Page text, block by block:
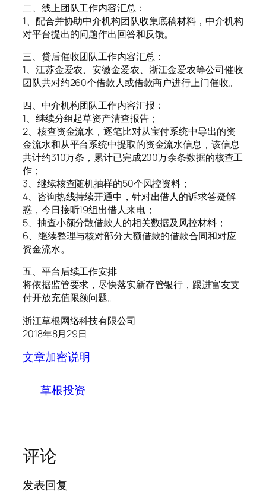
二、线上团队工作内容汇总：
1、配合并协助中介机构团队收集底稿材料，中介机构
对平台提出的问题作出回答和反馈。
三、贷后催收团队工作内容汇总：
1、江苏金爱农、安徽金爱农、浙江金爱农等公司催收
团队共对约260个借款人或借款商户进行上门催收。
四、中介机构团队工作内容汇报：
1、继续分组起草资产清查报告；
2、核查资金流水，逐笔比对从宝付系统中导出的资
金流水和从平台系统中提取的资金流水信息，该信息
共计约310万条，累计已完成200万余条数据的核查工
作；
3、继续核查随机抽样的50个风控资料；
4、咨询热线持续开通中，针对出借人的诉求答疑解
惑，今日接听19组出借人来电；
5、抽查小额分散借款人的相关数据及风控材料；
6、继续整理与核对部分大额借款的借款合同和对应
资金流水。
五、平台后续工作安排
将依据监管要求，尽快落实新存管银行，跟进富友支
付开放充值限额问题。
浙江草根网络科技有限公司
2018年8月29日
文章加密说明
草根投资
评论
发表回复